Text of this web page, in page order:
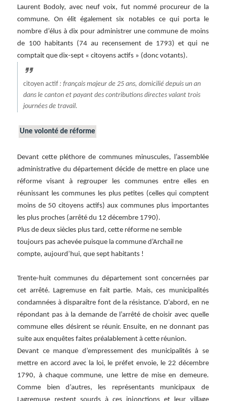
Laurent Bodoly, avec neuf voix, fut nommé procureur de la
commune. On élit également six notables ce qui porta le
nombre d’élus à dix pour administrer une commune de moins
de 100 habitants (74 au recensement de 1793) et qui ne
comptait que dix-sept « citoyens actifs » (donc votants).
citoyen actif: français majeur de 25 ans, domicilié depuis un an
dans le canton et payant des contributions directes valant trois
journées de travail.
Une volonté de réforme
Devant cette pléthore de communes minuscules, l’assemblée
administrative du département décide de mettre en place une
réforme visant à regrouper les communes entre elles en
réunissant les communes les plus petites (celles qui comptent
moins de 50 citoyens actifs) aux communes plus importantes
les plus proches (arrêté du 12 décembre 1790).
Plus de deux siècles plus tard, cette réforme ne semble
toujours pas achevée puisque la commune d’Archail ne
compte, aujourd’hui, que sept habitants !
Trente-huit communes du département sont concernées par
cet arrêté. Lagremuse en fait partie. Mais, ces municipalités
condamnées à disparaître font de la résistance. D’abord, en ne
répondant pas à la demande de l’arrêté de choisir avec quelle
commune elles désirent se réunir. Ensuite, en ne donnant pas
suite aux enquêtes faites préalablement à cette réunion.
Devant ce manque d’empressement des municipalités à se
mettre en accord avec la loi, le préfet envoie, le 22 décembre
1790, à chaque commune, une lettre de mise en demeure.
Comme bien d’autres, les représentants municipaux de